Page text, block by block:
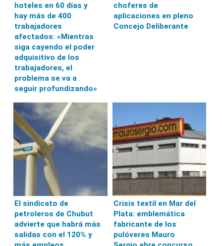
hoteles en 60 días y
hay más de 400
trabajadores
afectados: «Mientras
siga cayendo el poder
adquisitivo de los
trabajadores, el
problema se va a
seguir profundizando»
choferes de
aplicaciones en pleno
Concejo Deliberante
El sindicato de
petroleros de Chubut
advierte que habrá más
salidas con el 120% y
Crisis textil en Mar del
Plata: emblemática
fabricante de los
pulóveres Mauro